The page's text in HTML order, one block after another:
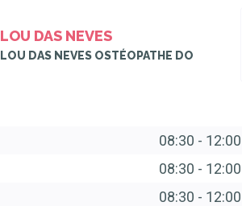
LOU DAS NEVES
LOU DAS NEVES OSTÉOPATHE DO
08:30 - 12:00
08:30 - 12:00
08:30 - 12:00